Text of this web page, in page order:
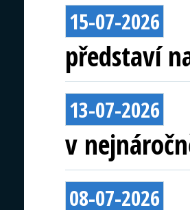
15-07-2026
představí
13-07-2026
v
08-07-2026